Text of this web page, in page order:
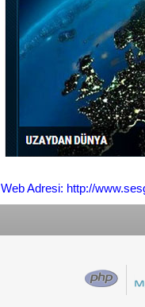
Web Adresi: http://